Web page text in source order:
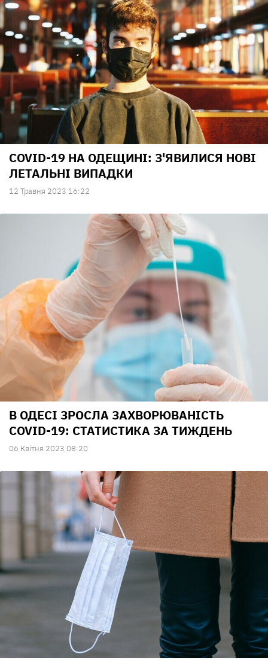
COVID-19 НА ОДЕЩИНІ: З'ЯВИЛИСЯ НОВІ
ЛЕТАЛЬНІ ВИПАДКИ
12 Травня 2023 16:22
В ОДЕСІ ЗРОСЛА ЗАХВОРЮВАНІСТЬ
COVID-19: СТАТИСТИКА ЗА ТИЖДЕНЬ
06 Квiтня 2023 08:20